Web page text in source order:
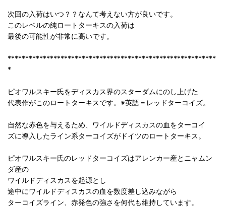
次回の入荷はいつ？？なんて考えない方が良いです。
このレベルの純ロートターキスの入荷は
最後の可能性が非常に高いです。
***********************************************************
*
ピオワルスキー氏をディスカス界のスターダムにのし上げた
代表作がこのロートターキスです。※英語＝レッドターコイズ。
自然な赤色を与えるため、ワイルドディスカスの血をターコイ
ズに導入したライン系ターコイズがドイツのロートターキス。
ピオワルスキー氏のレッドターコイズはアレンカー産とニャムン
ダ産の
ワイルドディスカスを起源とし
途中にワイルドディスカスの血を数度差し込みながら
ターコイズライン、赤発色の強さを何代も維持しています。